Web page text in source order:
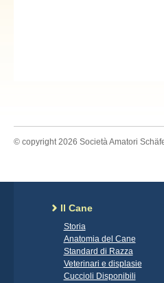
© copyright 2026 Società Amatori
Il Cane
Storia
Anatomia del Cane
Standard di Razza
Veterinari e displasie
Cuccioli Disponibili